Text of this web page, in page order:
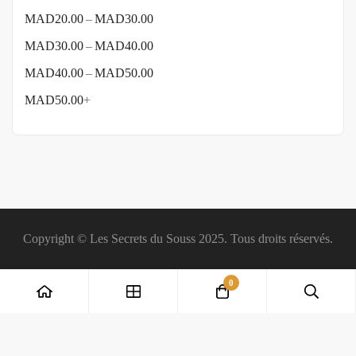
MAD20.00–MAD30.00
MAD30.00–MAD40.00
MAD40.00–MAD50.00
MAD50.00+
Copyright © Les Secrets du Souss 2025. Tous droits réservés.
0